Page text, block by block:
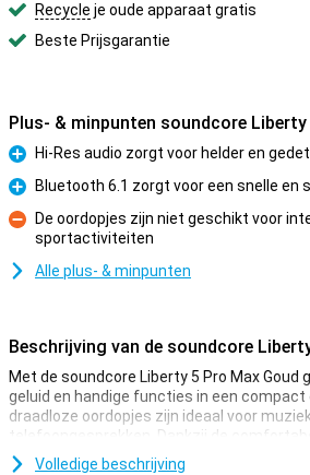
Recycle je oude apparaat gratis
Beste Prijsgarantie
Plus- & minpunten soundcore Liberty
Pluspunt
Hi-Res audio zorgt voor helder en
Pluspunt
Bluetooth 6.1 zorgt voor een snelle en
Minpunt
De oordopjes zijn niet geschikt voor
sportactiviteiten
Alle plus- & minpunten
Beschrijving van de soundcore
Met de soundcore Liberty 5 Pro Max Goud
geluid en handige functies in een compact
draadloze oordopjes zijn ideaal voor
telefoongesprekken. Dankzij de
blijven ze goed zitten tijdens het reizen of
Volledige beschrijving